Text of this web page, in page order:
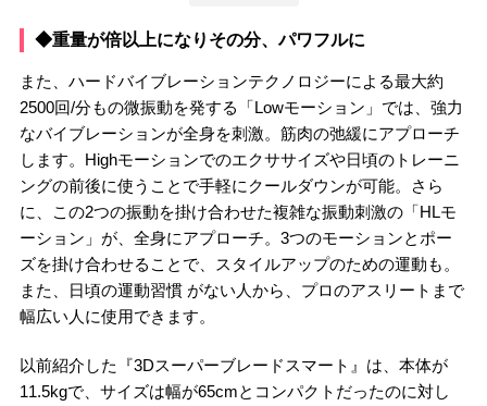
◆重量が倍以上になりその分、パワフルに
また、ハードバイブレーションテクノロジーによる最大約
2500回/分もの微振動を発する「Lowモーション」では、強力
なバイブレーションが全身を刺激。筋肉の弛緩にアプローチ
します。Highモーションでのエクササイズや日頃のトレーニ
ングの前後に使うことで手軽にクールダウンが可能。さら
に、この2つの振動を掛け合わせた複雑な振動刺激の「HLモ
ーション」が、全身にアプローチ。3つのモーションとポー
ズを掛け合わせることで、スタイルアップのための運動も。
また、日頃の運動習慣 がない人から、プロのアスリートまで
幅広い人に使用できます。
以前紹介した『3Dスーパーブレードスマート』は、本体が
11.5kgで、サイズは幅が65cmとコンパクトだったのに対し